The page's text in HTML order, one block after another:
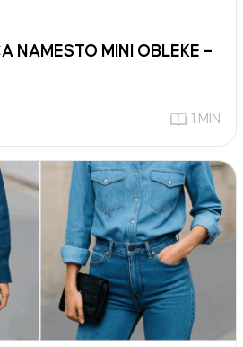
NAMESTO MINI OBLEKE –
1 MIN